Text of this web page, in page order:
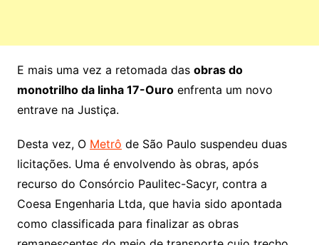
E mais uma vez a retomada das obras do
monotrilho da linha 17-Ouroenfrenta um novo
entrave na Justiça.
Desta vez, O Metrô de São Paulo suspendeu duas
licitações. Uma é envolvendo às obras, após
recurso do Consórcio Paulitec-Sacyr, contra a
Coesa Engenharia Ltda, que havia sido apontada
como classificada para finalizar as obras